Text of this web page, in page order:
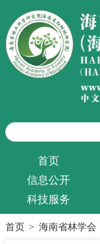
首页
信息公开
科技服务
首页 > 海南省林学会